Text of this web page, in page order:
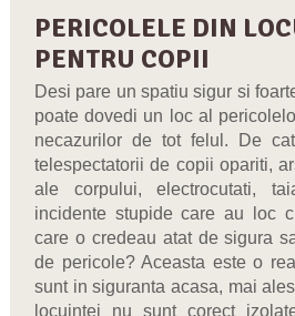
PERICOLELE DIN
PENTRU COPII
Desi pare un spatiu sigur si
poate dovedi un loc al
necazurilor de tot felul. De
telespectatorii de copii opariti,
ale corpului, electrocutati,
incidente stupide care au loc
care o credeau atat de sigura
de pericole? Aceasta este o
sunt in siguranta acasa, mai
locuintei nu sunt corect